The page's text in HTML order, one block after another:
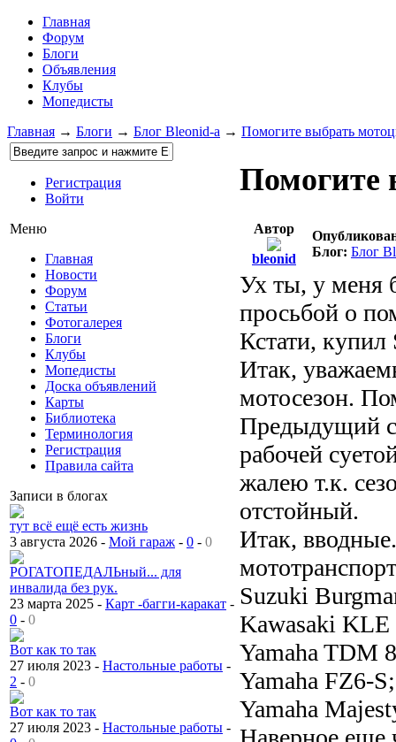
Главная
Форум
Блоги
Объявления
Клубы
Мопедисты
Главная → Блоги → Блог Bleonid-а → Помогите выбрать
Регистрация
Войти
Меню
Главная
Новости
Форум
Статьи
Фотогалерея
Блоги
Клубы
Мопедисты
Доска объявлений
Карты
Библиотека
Терминология
Регистрация
Правила сайта
Записи в блогах
тут всё ещё есть жизнь
3 августа 2026 - Мой гараж - 0 - 0
РОГАТОПЕДАЛЬный... для
инвалида без рук.
23 марта 2025 - Карт -багги-каракат -
0 - 0
Вот как то так
27 июля 2023 - Настольные работы -
2 - 0
Вот как то так
27 июля 2023 - Настольные работы -
Помогите
Автор
bleonid
Блог: Блог
Ух ты, у меня
просьбой о
Кстати,
Итак,
мотосезон.
Предыдущий
рабочей
жалею т.к.
отстойный.
Итак,
Suzuki
Kawasaki KLE
Yamaha TDM
Yamaha FZ6-S;
Yamaha